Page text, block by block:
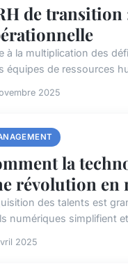
de transition
à la multiplication des
équipes de ressources
2025
la
révolution en
des talents est
numériques simplifient
2025